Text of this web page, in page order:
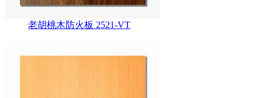
老胡桃木防火板 2521-VT